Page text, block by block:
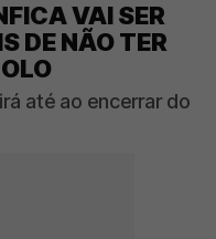
VAI SER
DE NÃO TER
até ao encerrar do